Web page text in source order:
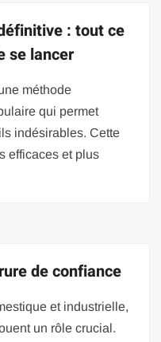
: tout ce
se lancer
méthode
qui permet
indésirables. Cette
efficaces et plus
de confiance
et industrielle,
un rôle crucial.